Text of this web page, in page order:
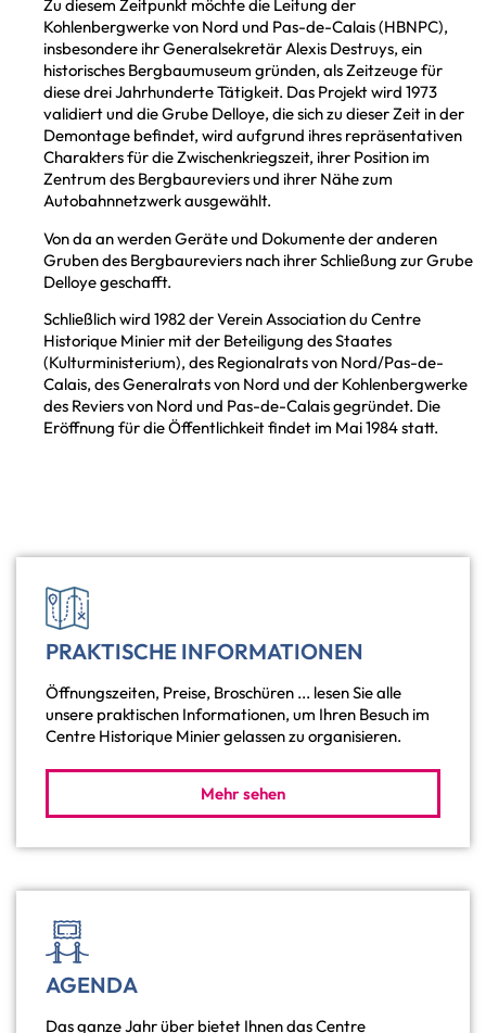
Zu diesem Zeitpunkt möchte die Leitung der
Kohlenbergwerke von Nord und Pas-de-Calais (HBNPC),
insbesondere ihr Generalsekretär Alexis Destruys, ein
historisches Bergbaumuseum gründen, als Zeitzeuge für
diese drei Jahrhunderte Tätigkeit. Das Projekt wird 1973
validiert und die Grube Delloye, die sich zu dieser Zeit in der
Demontage befindet, wird aufgrund ihres repräsentativen
Charakters für die Zwischenkriegszeit, ihrer Position im
Zentrum des Bergbaureviers und ihrer Nähe zum
Autobahnnetzwerk ausgewählt.
Von da an werden Geräte und Dokumente der anderen
Gruben des Bergbaureviers nach ihrer Schließung zur Grube
Delloye geschafft.
Schließlich wird 1982 der Verein Association du Centre
Historique Minier mit der Beteiligung des Staates
(Kulturministerium), des Regionalrats von Nord/Pas-de-
Calais, des Generalrats von Nord und der Kohlenbergwerke
des Reviers von Nord und Pas-de-Calais gegründet. Die
Eröffnung für die Öffentlichkeit findet im Mai 1984 statt.
PRAKTISCHE INFORMATIONEN
Öffnungszeiten, Preise, Broschüren ... lesen Sie alle
unsere praktischen Informationen, um Ihren Besuch im
Centre Historique Minier gelassen zu organisieren.
Mehr sehen
AGENDA
Das ganze Jahr über bietet Ihnen das Centre